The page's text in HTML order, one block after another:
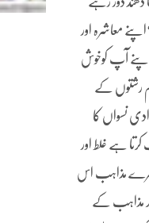
معاشرہ اور
آپ کوخوش
رشتوں کے
نسواں کا
ہے غلط اور
مذاہب اس
مذاہب کے